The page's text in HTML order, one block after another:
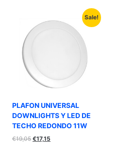
Sale!
PLAFON UNIVERSAL
DOWNLIGHTS Y LED DE
TECHO REDONDO 11W
€19,05 €17,15